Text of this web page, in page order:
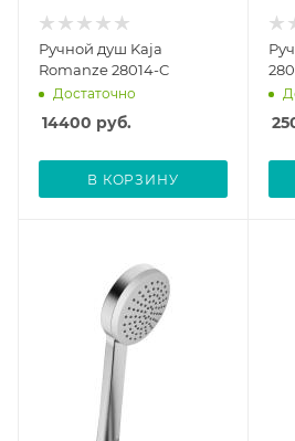
Ручной душ Kaja
Romanze 28014-C
Достаточно
14400 руб.
В КОРЗИНУ